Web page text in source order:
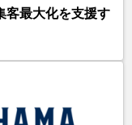
客最大化を支援す